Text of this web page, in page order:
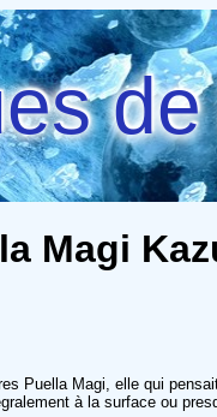
Magi
Puella Magi, elle qui
à la surface ou